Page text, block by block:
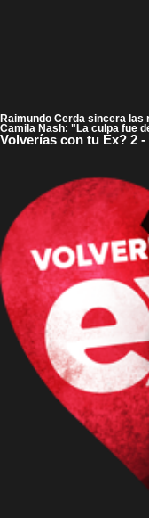
Raimundo Cerda sincera las
Camila Nash: "La culpa fue
Volverías con tu Ex? 2